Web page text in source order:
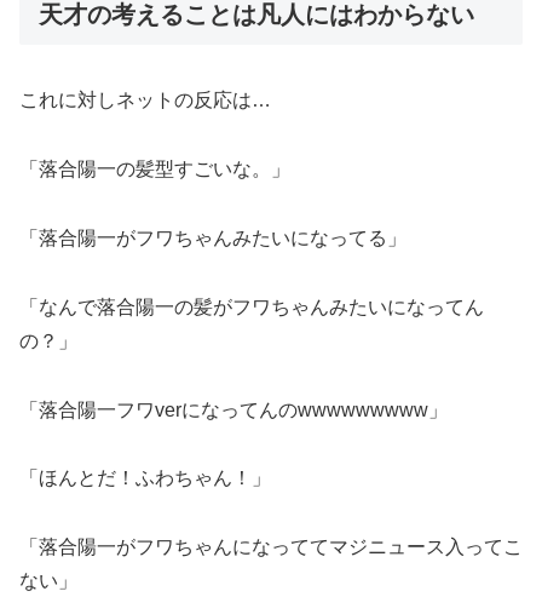
天才の考えることは凡人にはわからない
これに対しネットの反応は…
「落合陽一の髪型すごいな。」
「落合陽一がフワちゃんみたいになってる」
「なんで落合陽一の髪がフワちゃんみたいになってん
の？」
「落合陽一フワverになってんのwwwwwwwww」
「ほんとだ！ふわちゃん！」
「落合陽一がフワちゃんになっててマジニュース入ってこ
ない」